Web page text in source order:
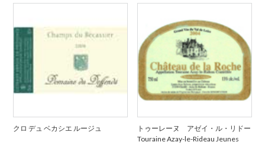
クロ デュ ベカシエ ルージュ
トゥーレーヌ アゼイ・ル・リドー
Touraine Azay-le-Rideau Jeunes